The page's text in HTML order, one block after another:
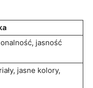
‌jasność⁣
⁣jasne kolory,